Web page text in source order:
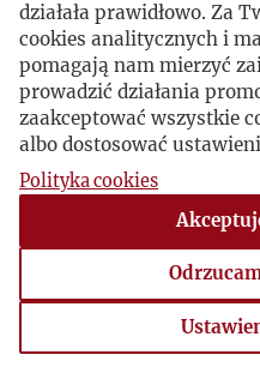
działała prawidłowo. Za
cookies analitycznych i
pomagają nam mierzyć
prowadzić działania
zaakceptować wszystkie
albo dostosować
Polityka cookies
Ustawienia cookies